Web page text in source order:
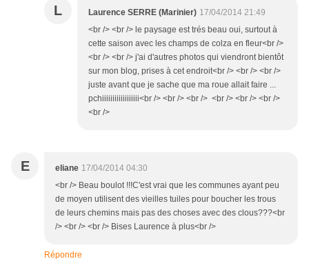
L Laurence SERRE (Marinier) 17/04/2014 21:49
<br /> <br /> le paysage est trés beau oui, surtout à
cette saison avec les champs de colza en fleur<br />
<br /> <br /> j'ai d'autres photos qui viendront bientôt
sur mon blog, prises à cet endroit<br /> <br /> <br />
juste avant que je sache que ma roue allait faire ...
pchiiiiiiiiiiiiiiiiii<br /> <br /> <br /> <br /> <br /> <br />
<br />
E eliane 17/04/2014 04:30
<br /> Beau boulot !!!C'est vrai que les communes ayant peu
de moyen utilisent des vieilles tuiles pour boucher les trous
de leurs chemins mais pas des choses avec des clous???<br
/> <br /> <br /> Bises Laurence à plus<br />
Répondre